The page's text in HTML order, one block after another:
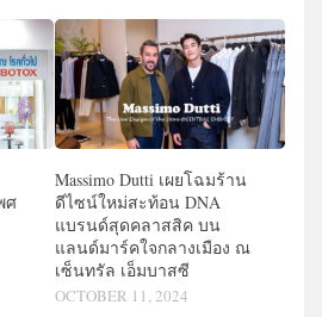
ศ
Massimo Dutti เผยโฉมร้าน
ดีไซน์ใหม่สะท้อน DNA
แบรนด์สุดคลาสสิค บน
แลนด์มาร์คใจกลางเมือง ณ
เซ็นทรัล เอ็มบาสซี
OCTOBER 11, 2024